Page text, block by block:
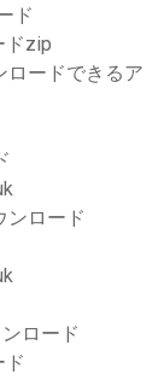
ド
ドzip
ロードできるア
ンロード
ロード
ド